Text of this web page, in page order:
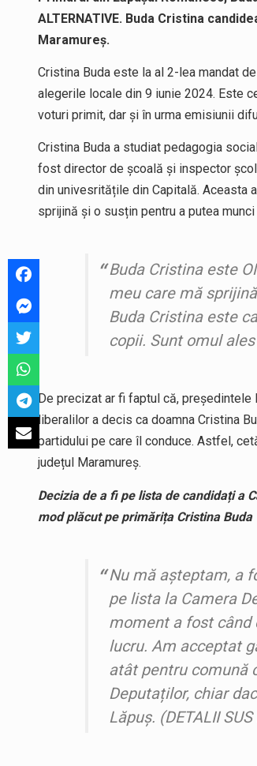
ALTERNATIVE. Buda Cristina
Maramureș.
Cristina Buda este la al 2-lea mandat
alegerile locale din 9 iunie 2024. Este
voturi primit, dar și în urma emisiunii
Cristina Buda a studiat pedagogia
fost director de școală și inspector
din univesritățile din Capitală. Aceasta
sprijină și o susțin pentru a putea
Buda Cristina este
meu care mă
Buda Cristina este
copii. Sunt omul
De precizat ar fi faptul că, președintele
liberalilor a decis ca doamna Cristina
partidului pe care îl conduce. Astfel,
județul Maramureș.
Decizia de a fi pe lista de candidați a
mod plăcut pe primărița Cristina Buda
Nu mă așteptam, a
pe lista la Camera
moment a fost când
lucru. Am acceptat
atât pentru comună
Deputaților, chiar
Lăpuș. (DETALII SUS